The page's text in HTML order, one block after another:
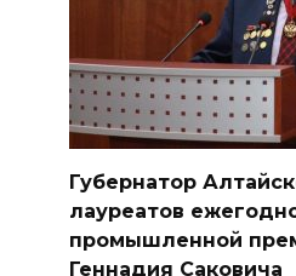
Губернатор
лауреатов
промышленной
Геннадия Саковича